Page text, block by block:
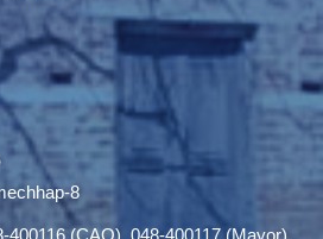
8
400116 (CAO), 048-400117 (Mayor),